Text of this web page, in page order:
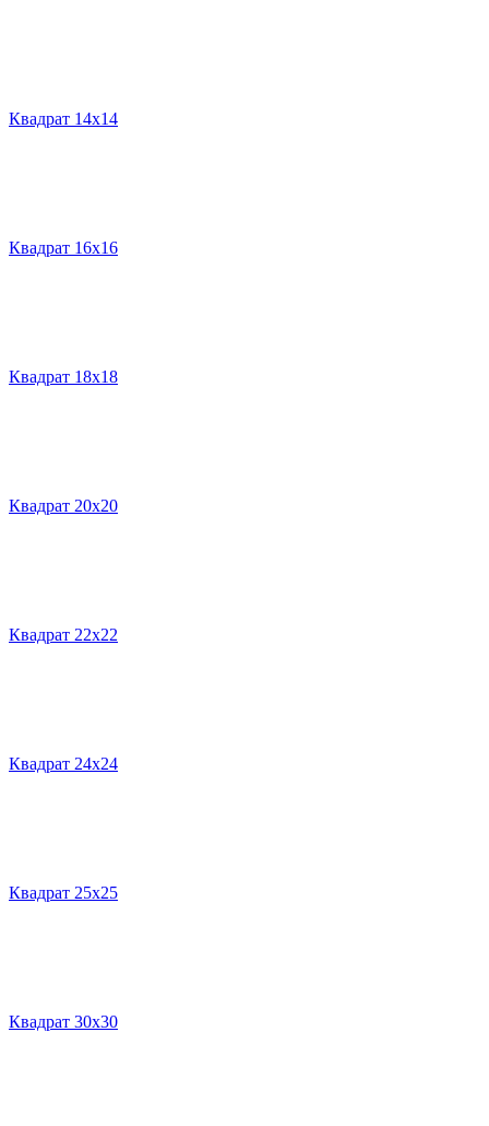
Квадрат 14х14
Квадрат 16х16
Квадрат 18х18
Квадрат 20х20
Квадрат 22х22
Квадрат 24х24
Квадрат 25х25
Квадрат 30х30